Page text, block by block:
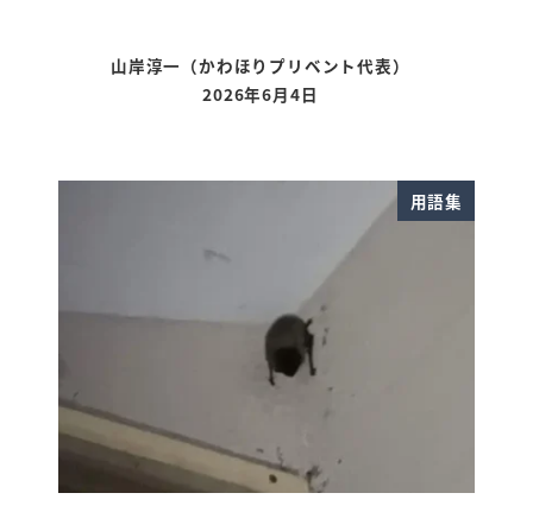
山岸淳一（かわほりプリベント代表）
更新日
2026年6月4日
用語集